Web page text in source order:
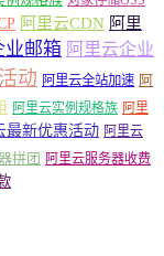
阿里云CDN 阿里
业邮箱 阿里云企业
动 阿里云全站加速 阿
阿里云实例规格族 阿里
最新优惠活动 阿里云
拼团 阿里云服务器收费